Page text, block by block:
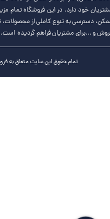
خود دارد. در این فروشگاه تمام
دسترسی به تنوع کاملی از
و ...برای مشتریان فراهم گردیده است.
تمام حقوق این سایت متعلق به